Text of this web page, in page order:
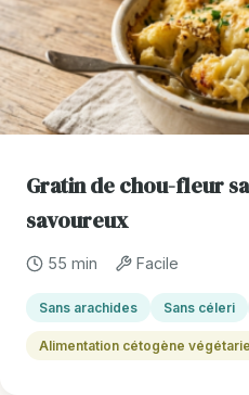
Gratin de chou-fleur
savoureux
55 min Facile
Sans arachides Sans céleri
Alimentation cétogène